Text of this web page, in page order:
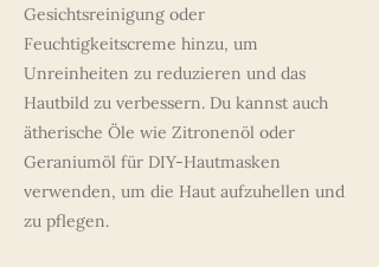
Gesichtsreinigung oder
Feuchtigkeitscreme hinzu, um
Unreinheiten zu reduzieren und das
Hautbild zu verbessern. Du kannst auch
ätherische Öle wie Zitronenöl oder
Geraniumöl für DIY-Hautmasken
verwenden, um die Haut aufzuhellen und
zu pflegen.